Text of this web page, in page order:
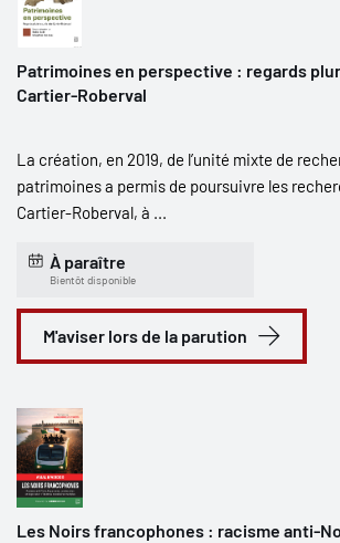
Patrimoines en perspective : regards
Cartier-Roberval
La création, en 2019, de l’unité mixte de
patrimoines a permis de poursuivre les
Cartier-Roberval, à ...
À paraître
Bientôt disponible
M'aviser lors de la parution
Les Noirs francophones : racisme anti-